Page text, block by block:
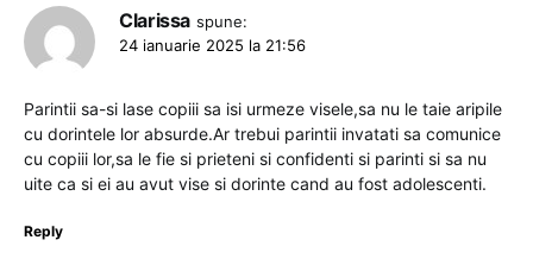
Clarissa spune:
24 ianuarie 2025 la 21:56
Parintii sa-si lase copiii sa isi urmeze visele,sa nu le taie aripile
cu dorintele lor absurde.Ar trebui parintii invatati sa comunice
cu copiii lor,sa le fie si prieteni si confidenti si parinti si sa nu
uite ca si ei au avut vise si dorinte cand au fost adolescenti.
Reply